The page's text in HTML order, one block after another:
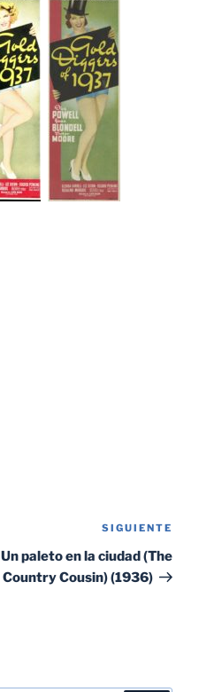
SIGUIENTE
Un paleto en la ciudad (The
Country Cousin) (1936)